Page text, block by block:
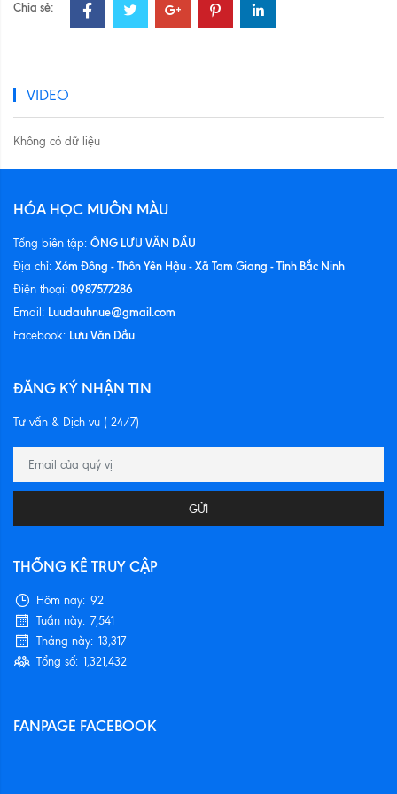
Chia sẻ:
VIDEO
Không có dữ liệu
HÓA HỌC MUÔN MÀU
Tổng biên tập: ÔNG LƯU VĂN DẦU
Địa chỉ: Xóm Đông - Thôn Yên Hậu - Xã Tam Giang - Tỉnh Bắc Ninh
Điện thoại: 0987577286
Email: Luudauhnue@gmail.com
Facebook: Lưu Văn Dầu
ĐĂNG KÝ NHẬN TIN
Tư vấn & Dịch vụ ( 24/7)
GỬI
THỐNG KÊ TRUY CẬP
Hôm nay: 92
Tuần này: 7,541
Tháng này: 13,317
Tổng số: 1,321,432
FANPAGE FACEBOOK